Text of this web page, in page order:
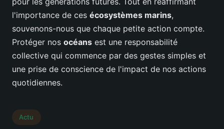
l'importance de ces écosystèmes marins,
souvenons-nous que chaque petite action compte.
Protéger nos océans est une responsabilité
collective qui commence par des gestes simples et
une prise de conscience de l'impact de nos actions
quotidiennes.
Actu